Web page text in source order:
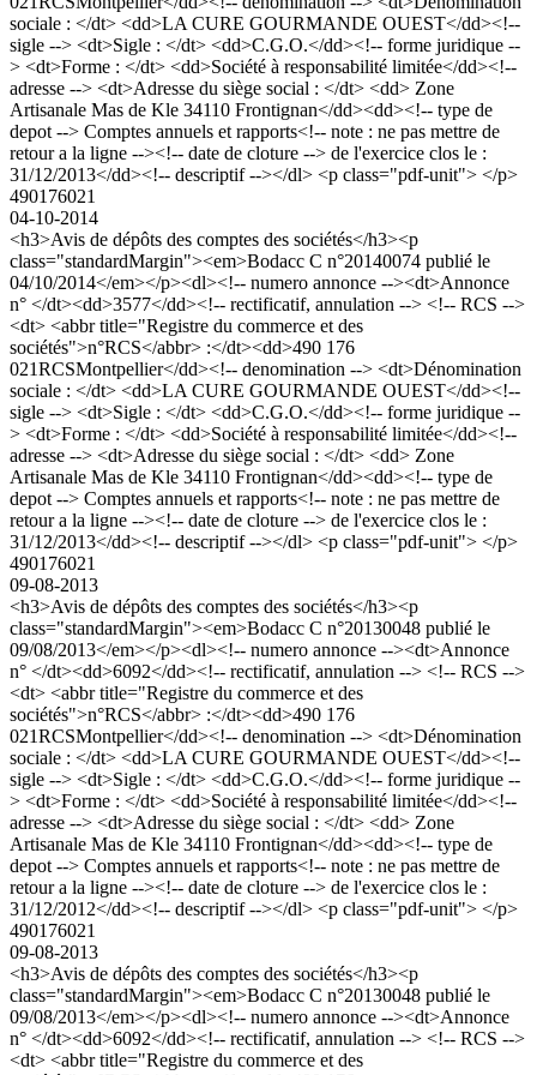
sociale : </dt> <dd>LA CURE GOURMANDE OUEST</dd><!--
sigle --> <dt>Sigle : </dt> <dd>C.G.O.</dd><!-- forme juridique --
> <dt>Forme : </dt> <dd>Société à responsabilité limitée</dd><!--
adresse --> <dt>Adresse du siège social : </dt> <dd> Zone
Artisanale Mas de Kle 34110 Frontignan</dd><dd><!-- type de
depot --> Comptes annuels et rapports<!-- note : ne pas mettre de
retour a la ligne --><!-- date de cloture --> de l'exercice clos le :
31/12/2013</dd><!-- descriptif --></dl> <p class="pdf-unit"> </p>
490176021
04-10-2014
<h3>Avis de dépôts des comptes des sociétés</h3><p
class="standardMargin"><em>Bodacc C n°20140074 publié le
04/10/2014</em></p><dl><!-- numero annonce --><dt>Annonce
n° </dt><dd>3577</dd><!-- rectificatif, annulation --> <!-- RCS -->
<dt> <abbr title="Registre du commerce et des
sociétés">n°RCS</abbr> :</dt><dd>490 176
021RCSMontpellier</dd><!-- denomination --> <dt>Dénomination
sociale : </dt> <dd>LA CURE GOURMANDE OUEST</dd><!--
sigle --> <dt>Sigle : </dt> <dd>C.G.O.</dd><!-- forme juridique --
> <dt>Forme : </dt> <dd>Société à responsabilité limitée</dd><!--
adresse --> <dt>Adresse du siège social : </dt> <dd> Zone
Artisanale Mas de Kle 34110 Frontignan</dd><dd><!-- type de
depot --> Comptes annuels et rapports<!-- note : ne pas mettre de
retour a la ligne --><!-- date de cloture --> de l'exercice clos le :
31/12/2013</dd><!-- descriptif --></dl> <p class="pdf-unit"> </p>
490176021
09-08-2013
<h3>Avis de dépôts des comptes des sociétés</h3><p
class="standardMargin"><em>Bodacc C n°20130048 publié le
09/08/2013</em></p><dl><!-- numero annonce --><dt>Annonce
n° </dt><dd>6092</dd><!-- rectificatif, annulation --> <!-- RCS -->
<dt> <abbr title="Registre du commerce et des
sociétés">n°RCS</abbr> :</dt><dd>490 176
021RCSMontpellier</dd><!-- denomination --> <dt>Dénomination
sociale : </dt> <dd>LA CURE GOURMANDE OUEST</dd><!--
sigle --> <dt>Sigle : </dt> <dd>C.G.O.</dd><!-- forme juridique --
> <dt>Forme : </dt> <dd>Société à responsabilité limitée</dd><!--
adresse --> <dt>Adresse du siège social : </dt> <dd> Zone
Artisanale Mas de Kle 34110 Frontignan</dd><dd><!-- type de
depot --> Comptes annuels et rapports<!-- note : ne pas mettre de
retour a la ligne --><!-- date de cloture --> de l'exercice clos le :
31/12/2012</dd><!-- descriptif --></dl> <p class="pdf-unit"> </p>
490176021
09-08-2013
<h3>Avis de dépôts des comptes des sociétés</h3><p
class="standardMargin"><em>Bodacc C n°20130048 publié le
09/08/2013</em></p><dl><!-- numero annonce --><dt>Annonce
n° </dt><dd>6092</dd><!-- rectificatif, annulation --> <!-- RCS -->
<dt> <abbr title="Registre du commerce et des